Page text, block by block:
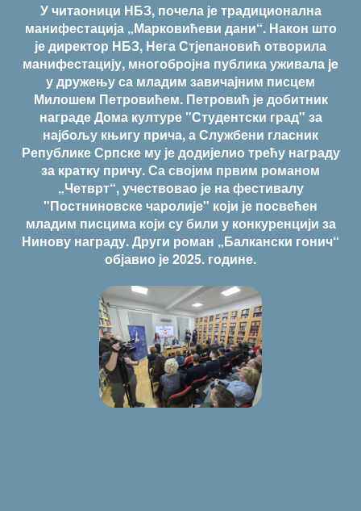
У читаоници НБЗ, почела је традиционална
манифестација „Марковићеви дани“. Након што
је директор НБЗ, Нега Стјепановић отворила
манифестацију, многобројнa публика уживала je
у дружењу са младим завичајним писцем
Милошем Петровићем. Петровић је добитник
награде Дома културе "Студентски град" за
најбољу књигу прича, а Службени гласник
Републике Српске му је додијелио трећу награду
за кратку причу. Са својим првим романом
„Четврт“, учествовао је на фестивалу
"Постниновске чаролије" који је посвећен
младим писцима који су били у конкуренцији за
Нинову награду. Други роман „Балкански гонич“
објавио је 2025. године.